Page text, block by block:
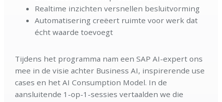
Realtime inzichten versnellen besluitvorming
Automatisering creëert ruimte voor werk dat
écht waarde toevoegt
Tijdens het programma nam een SAP AI-expert ons
mee in de visie achter Business AI, inspirerende use
cases en het AI Consumption Model. In de
aansluitende 1-op-1-sessies vertaalden we die